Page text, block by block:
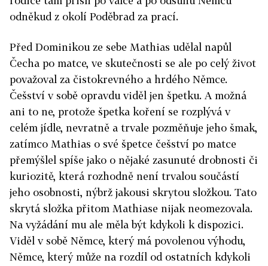
odněkud z okolí Poděbrad za prací.
Před Dominikou ze sebe Mathias udělal napůl
Čecha po matce, ve skutečnosti se ale po celý život
považoval za čistokrevného a hrdého Němce.
Češství v sobě opravdu viděl jen špetku. A možná
ani to ne, protože špetka koření se rozplývá v
celém jídle, nevratně a trvale pozměňuje jeho šmak,
zatímco Mathias o své špetce češství po matce
přemýšlel spíše jako o nějaké zasunuté drobnosti či
kuriozitě, která rozhodně není trvalou součástí
jeho osobnosti, nýbrž jakousi skrytou složkou. Tato
skrytá složka přitom Mathiase nijak neomezovala.
Na vyžádání mu ale měla být kdykoli k dispozici.
Viděl v sobě Němce, který má povolenou výhodu,
Němce, který může na rozdíl od ostatních kdykoli